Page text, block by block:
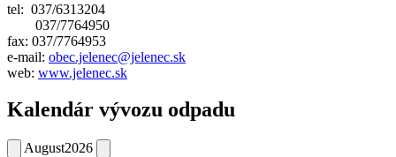
tel: 037/6313204
037/7764950
fax: 037/7764953
e-mail: obec.jelenec@jelenec.sk
web: www.jelenec.sk
Kalendár vývozu odpadu
August2026